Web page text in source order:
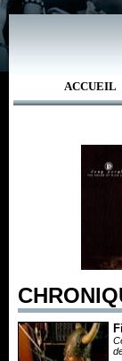
ACCUEIL